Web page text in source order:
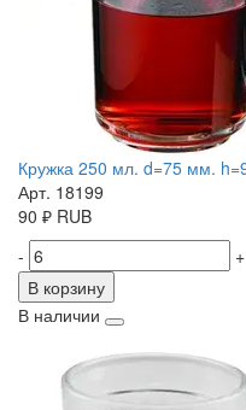
Кружка 250 мл. d=75 мм.
Арт. 18199
90 ₽ RUB
-
+
В корзину
В наличии